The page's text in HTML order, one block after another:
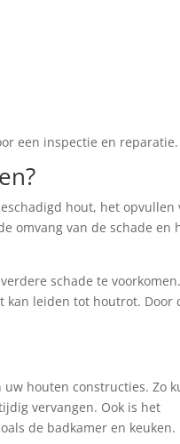
een inspectie en reparatie.
hout, het opvullen
omvang van de schade en
schade te
kan leiden tot houtrot. Door
houten constructies. Zo
vervangen. Ook is het
de badkamer en keuken.